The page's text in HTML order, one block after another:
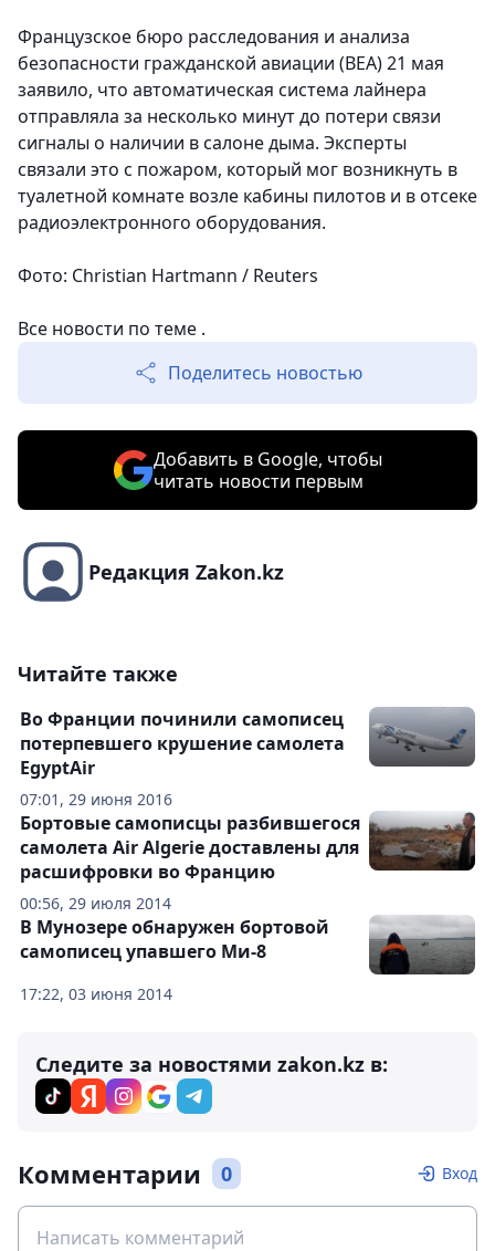
Французское бюро расследования и анализа
безопасности гражданской авиации (BEA) 21 мая
заявило, что автоматическая система лайнера
отправляла за несколько минут до потери связи
сигналы о наличии в салоне дыма. Эксперты
связали это с пожаром, который мог возникнуть в
туалетной комнате возле кабины пилотов и в отсеке
радиоэлектронного оборудования.
Фото: Christian Hartmann / Reuters
Все новости по теме .
Поделитесь новостью
Добавить в Google, чтобы
читать новости первым
Редакция Zakon.kz
Читайте также
07:01, 29 июня 2016
Во Франции починили самописец
потерпевшего крушение самолета
EgyptAir
00:56, 29 июля 2014
Бортовые самописцы разбившегося
самолета Air Algerie доставлены для
расшифровки во Францию
17:22, 03 июня 2014
В Мунозере обнаружен бортовой
самописец упавшего Ми-8
Следите за новостями zakon.kz в:
Комментарии 0 Вход